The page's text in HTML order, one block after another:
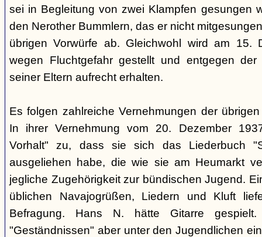
sei in Begleitung von zwei Klampfen gesungen
den Nerother Bummlern, das er nicht
übrigen Vorwürfe ab. Gleichwohl wird am 15.
wegen Fluchtgefahr gestellt und entgegen
seiner Eltern aufrecht erhalten.
Es folgen zahlreiche Vernehmungen der
In ihrer Vernehmung vom 20. Dezember
Vorhalt" zu, dass sie sich das Liederbuch
ausgeliehen habe, die wie sie am Heumarkt
jegliche Zugehörigkeit zur bündischen Jugend.
üblichen Navajogrüßen, Liedern und Kluft
Befragung. Hans N. hätte Gitarre
"Geständnissen" aber unter den Jugendlichen